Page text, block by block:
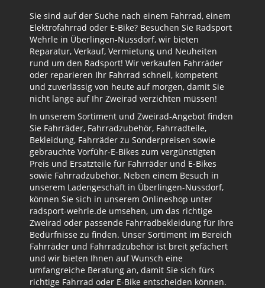
Sie sind auf der Suche nach einem Fahrrad, einem
Elektrofahrrad oder E-Bike? Besuchen Sie Radsport
Wehrle in Überlingen-Nussdorf, wir bieten
Reparatur, Verkauf, Vermietung und Neuheiten
rund um den Radsport! Wir verkaufen Fahrräder
oder reparieren Ihr Fahrrad schnell, kompetent
und zuverlässig von heute auf morgen, damit Sie
nicht lange auf Ihr Zweirad verzichten müssen!
In unserem Sortiment und Zweirad-Angebot finden
Sie Fahrräder, Fahrradzubehör, Fahrradteile,
Bekleidung, Fahrräder zu Sonderpreisen sowie
gebrauchte Vorführ-E-Bikes zum vergünstigten
Preis und Ersatzteile für Fahrräder und E-Bikes
sowie Fahrradzubehör. Neben einem Besuch in
unserem Ladengeschäft in Überlingen-Nussdorf,
können Sie sich in unserem Onlineshop unter
radsport-wehrle.de umsehen, um das richtige
Zweirad oder passende Fahrradbekleidung für Ihre
Bedürfnisse zu finden. Unser Sortiment im Bereich
Fahrräder und Fahrradzubehör ist breit gefächert
und wir bieten Ihnen auf Wunsch eine
umfangreiche Beratung an, damit Sie sich fürs
richtige Fahrrad oder E-Bike entscheiden können.